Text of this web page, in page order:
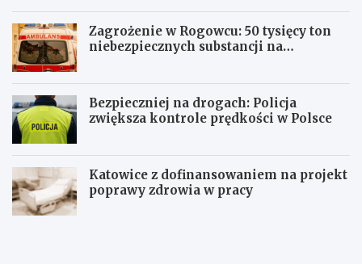
Zagrożenie w Rogowcu: 50 tysięcy ton
niebezpiecznych substancji na
Bezpieczniej na drogach: Policja
zwiększa kontrole prędkości w Polsce
Katowice z dofinansowaniem na projekt
poprawy zdrowia w pracy
P
Z